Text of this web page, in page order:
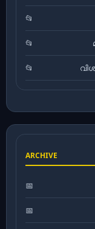
ARCHIVE